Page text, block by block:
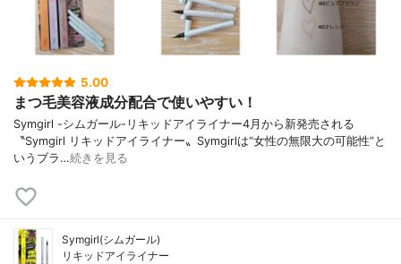
5.00
まつ毛美容液成分配合で使いやすい！
Symgirl -シムガール-リキッドアイライナー4月から新発売される
〝Symgirl リキッドアイライナー〟Symgirlは“女性の無限大の可能性”と
いうブラ…続きを見る
Symgirl(シムガール)
リキッドアイライナー